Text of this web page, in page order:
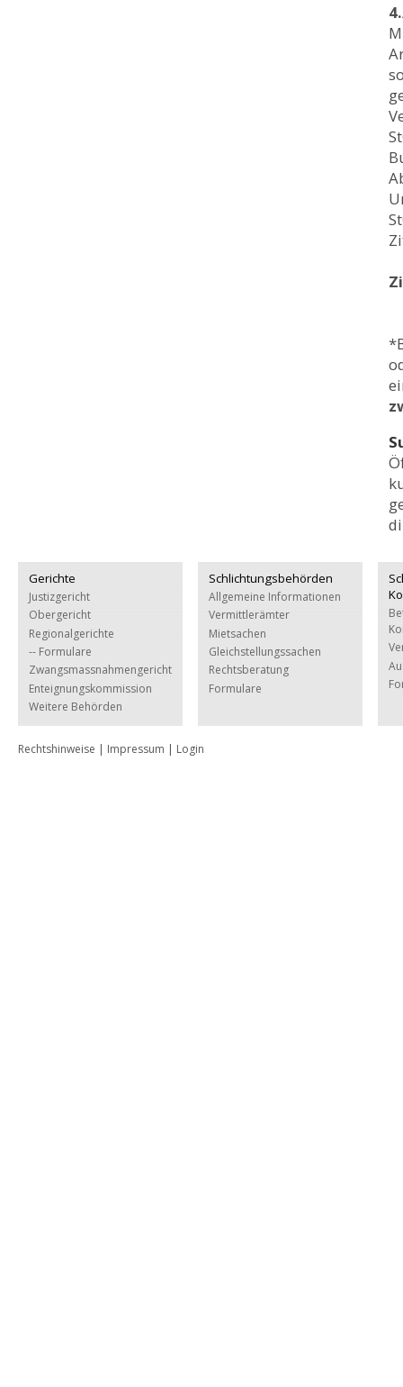
Gerichte
Justizgericht
Obergericht
Regionalgerichte
-- Formulare
Zwangsmassnahmengericht
Enteignungskommission
Weitere Behörden
Schlichtungsbehörden
Allgemeine Informationen
Vermittlerämter
Mietsachen
Gleichstellungssachen
Rechtsberatung
Formulare
Rechtshinweise | Impressum | Login